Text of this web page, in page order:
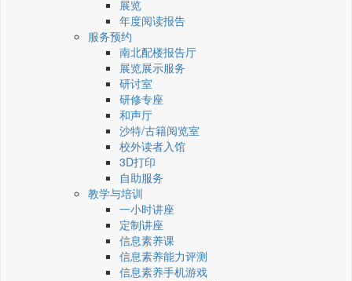
展览
年度阅读报告
服务预约
南北配楼报告厅
展览展示服务
研讨室
研修专座
和声厅
沙特/古籍阅览室
校外读者入馆
3D打印
自助服务
教学与培训
一小时讲座
定制讲座
信息素养课
信息素养能力评测
信息素养手机游戏